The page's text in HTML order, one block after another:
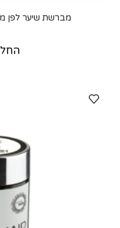
מברשת שיער לפן